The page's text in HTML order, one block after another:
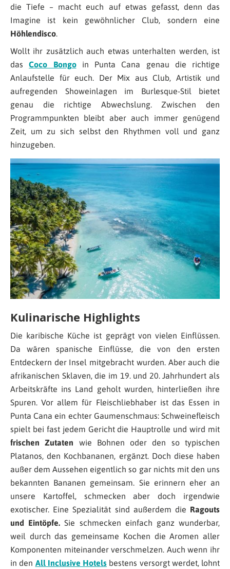
die Tiefe – macht euch auf etwas gefasst, denn das
Imagine ist kein gewöhnlicher Club, sondern eine
Höhlendisco.
Wollt ihr zusätzlich auch etwas unterhalten werden, ist
dasCoco Bongoin Punta Cana genau die richtige
Anlaufstelle für euch. Der Mix aus Club, Artistik und
aufregenden Showeinlagen im Burlesque-Stil bietet
genau die richtige Abwechslung. Zwischen den
Programmpunkten bleibt aber auch immer genügend
Zeit, um zu sich selbst den Rhythmen voll und ganz
hinzugeben.
Kulinarische Highlights
Die karibische Küche ist geprägt von vielen Einflüssen.
Da wären spanische Einflüsse, die von den ersten
Entdeckern der Insel mitgebracht wurden. Aber auch die
afrikanischen Sklaven, die im 19. und 20. Jahrhundert als
Arbeitskräfte ins Land geholt wurden, hinterließen ihre
Spuren. Vor allem für Fleischliebhaber ist das Essen in
Punta Cana ein echter Gaumenschmaus: Schweinefleisch
spielt bei fast jedem Gericht die Hauptrolle und wird mit
frischen Zutaten wie Bohnen oder den so typischen
Platanos, den Kochbananen, ergänzt. Doch diese haben
außer dem Aussehen eigentlich so gar nichts mit den uns
bekannten Bananen gemeinsam. Sie erinnern eher an
unsere Kartoffel, schmecken aber doch irgendwie
exotischer. Eine Spezialität sind außerdem die Ragouts
und Eintöpfe. Sie schmecken einfach ganz wunderbar,
weil durch das gemeinsame Kochen die Aromen aller
Komponenten miteinander verschmelzen. Auch wenn ihr
in den All Inclusive Hotels bestens versorgt werdet, lohnt